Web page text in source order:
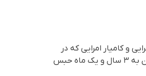
و کامیار امرایی که در
جریان اعتراضات دی‌ماه ۱۴۰۴بازداشت شده بودند، هر کدام توسط دستگاه قضایی جمهوری اسلامی ایران به ۳ سال و یک ماه حبس